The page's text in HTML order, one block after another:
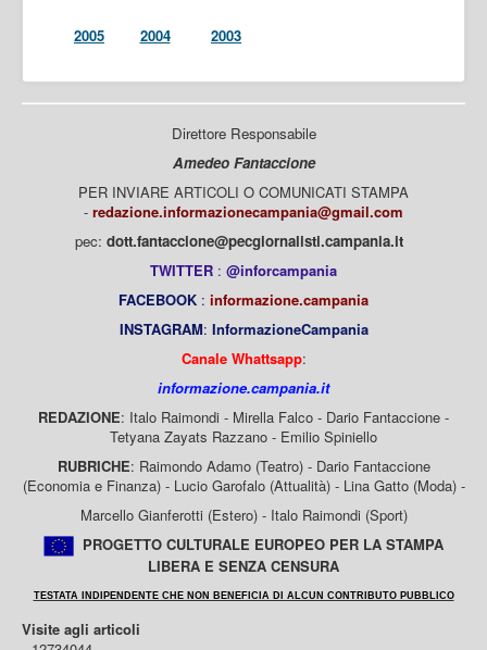
2005 2004 2003
Direttore Responsabile
Amedeo Fantaccione
PER INVIARE ARTICOLI O COMUNICATI STAMPA
- redazione.informazionecampania@gmail.com
pec: dott.fantaccione@pecgiornalisti.campania.it
TWITTER : @inforcampania
FACEBOOK : informazione.campania
INSTAGRAM: InformazioneCampania
Canale Whattsapp:
informazione.campania.it
REDAZIONE: Italo Raimondi - Mirella Falco - Dario Fantaccione -
Tetyana Zayats Razzano - Emilio Spiniello
RUBRICHE: Raimondo Adamo (Teatro) - Dario Fantaccione
(Economia e Finanza) - Lucio Garofalo (Attualità) - Lina Gatto (Moda) -
Marcello Gianferotti (Estero) - Italo Raimondi (Sport)
PROGETTO CULTURALE EUROPEO PER LA STAMPA
LIBERA E SENZA CENSURA
TESTATA INDIPENDENTE CHE NON BENEFICIA DI ALCUN CONTRIBUTO PUBBLICO
Visite agli articoli